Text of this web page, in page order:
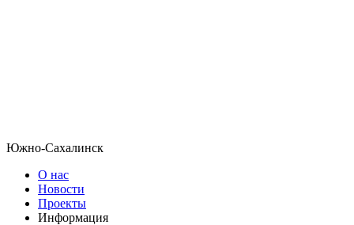
Южно-Сахалинск
О нас
Новости
Проекты
Информация